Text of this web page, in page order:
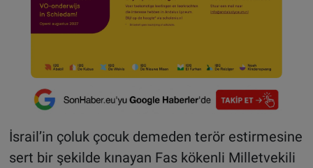
İsrail’in çoluk çocuk demeden terör estirmesine
sert bir şekilde kınayan Fas kökenli Milletvekili